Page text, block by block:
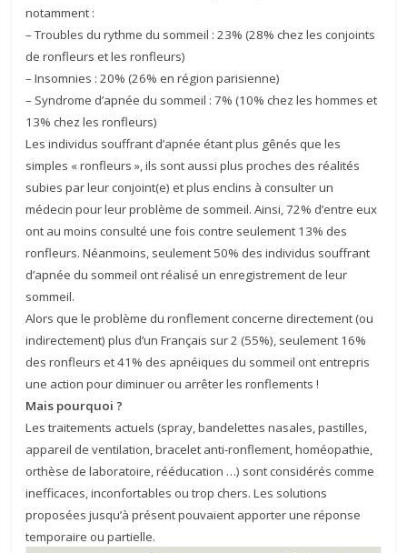
notamment :
– Troubles du rythme du sommeil : 23% (28% chez les conjoints
de ronfleurs et les ronfleurs)
– Insomnies : 20% (26% en région parisienne)
– Syndrome d’apnée du sommeil : 7% (10% chez les hommes et
13% chez les ronfleurs)
Les individus souffrant d’apnée étant plus gênés que les
simples « ronfleurs », ils sont aussi plus proches des réalités
subies par leur conjoint(e) et plus enclins à consulter un
médecin pour leur problème de sommeil. Ainsi, 72% d’entre eux
ont au moins consulté une fois contre seulement 13% des
ronfleurs. Néanmoins, seulement 50% des individus souffrant
d’apnée du sommeil ont réalisé un enregistrement de leur
sommeil.
Alors que le problème du ronflement concerne directement (ou
indirectement) plus d’un Français sur 2 (55%), seulement 16%
des ronfleurs et 41% des apnéiques du sommeil ont entrepris
une action pour diminuer ou arrêter les ronflements !
Mais pourquoi ?
Les traitements actuels (spray, bandelettes nasales, pastilles,
appareil de ventilation, bracelet anti-ronflement, homéopathie,
orthèse de laboratoire, rééducation …) sont considérés comme
inefficaces, inconfortables ou trop chers. Les solutions
proposées jusqu’à présent pouvaient apporter une réponse
temporaire ou partielle.